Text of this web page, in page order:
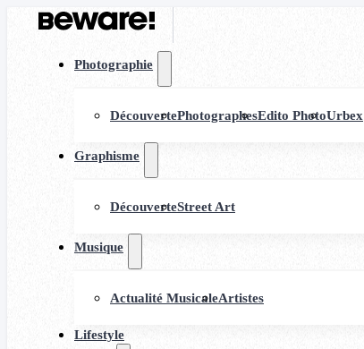
Photographie
DécouvertePhotographesEdito PhotoUrbex
Graphisme
DécouverteStreet Art
Musique
Actualité MusicaleArtistes
Lifestyle